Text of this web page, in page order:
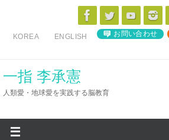
ス
KOREA ENGLISH お問い合わせ
一指 李承憲
人類愛・地球愛を実践する脳教育